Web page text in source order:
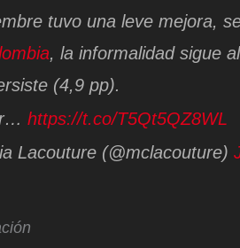
tuvo una leve mejora,
, la informalidad sigue
(4,9 pp).
https://t.co/T5Qt5QZ8WL
Lacouture (@mclacouture)